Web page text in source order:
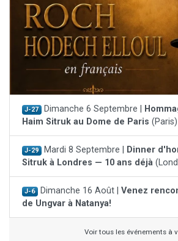
J-27 Dimanche 6 Septembre |
Haim Sitruk au Dome de Paris (Paris)
J-29 Mardi 8 Septembre |
Dinner
Sitruk à Londres — 10 ans déjà
J-6 Dimanche 16 Août | Venez
de Ungvar à Natanya!
Voir tous les événements à